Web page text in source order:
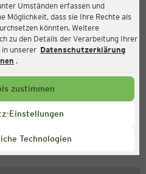
Umständen erfassen und
Möglichkeit, dass sie Ihre Rechte als
könnten. Weitere
zu den Details der Verarbeitung Ihrer
unserer Datenschutzerklärung
.
zustimmen
Einstellungen
Technologien
10409 Berlin